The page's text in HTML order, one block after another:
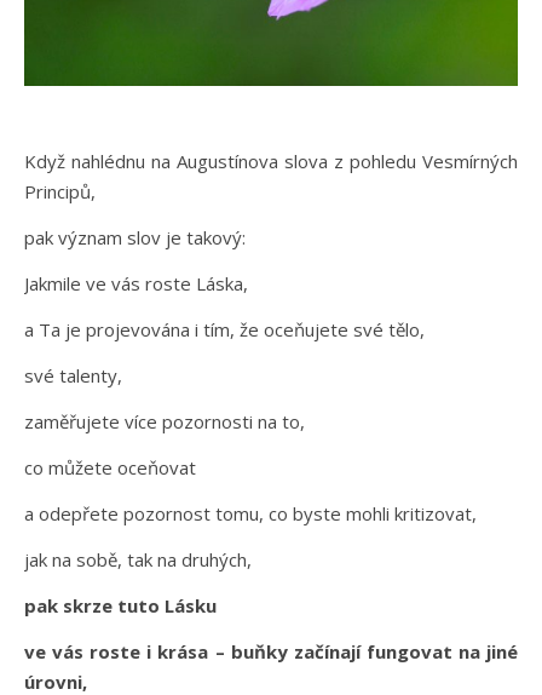
Když nahlédnu na Augustínova slova z pohledu Vesmírných
Principů,
pak význam slov je takový:
Jakmile ve vás roste Láska,
a Ta je projevována i tím, že oceňujete své tělo,
své talenty,
zaměřujete více pozornosti na to,
co můžete oceňovat
a odepřete pozornost tomu, co byste mohli kritizovat,
jak na sobě, tak na druhých,
pak skrze tuto Lásku
ve vás roste i krása – buňky začínají fungovat na jiné
úrovni,